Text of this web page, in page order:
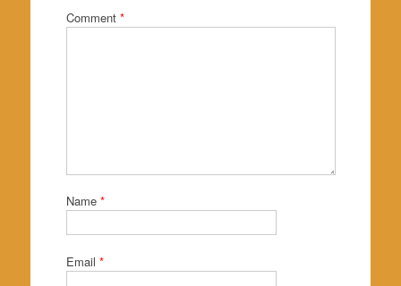
Comment *
Name *
Email *